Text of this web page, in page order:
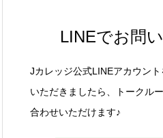
LINEでお問
Jカレッジ公式LINEアカウン
いただきましたら、トークル
合わせいただけます♪